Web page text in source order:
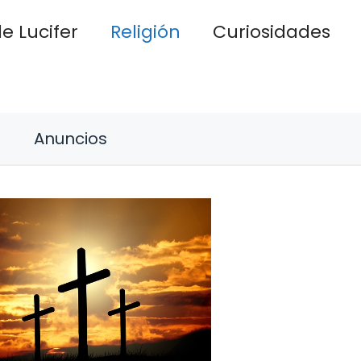
Lucifer Religión Curiosidades
Anuncios